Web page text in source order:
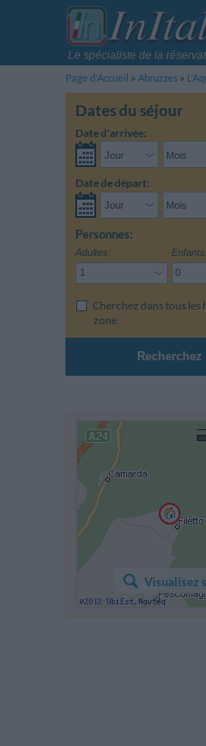
Le spécialiste de la
Page d'Accueil
Abruzzes
Dates du séjour
Date d'arrivée:
Date de départ:
Personnes:
Adultes:
Cherchez dans tous les
zone
Recherchez
Visualisez